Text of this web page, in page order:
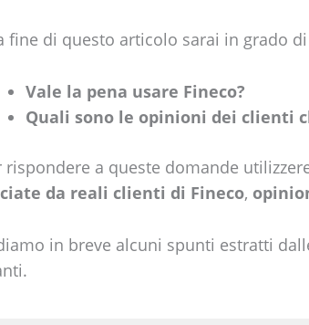
fine di questo articolo sarai in grado
Vale la pena usare Fineco?
Quali sono le opinioni dei clienti
rispondere a queste domande
da reali clienti di Fineco,
in breve alcuni spunti estratti